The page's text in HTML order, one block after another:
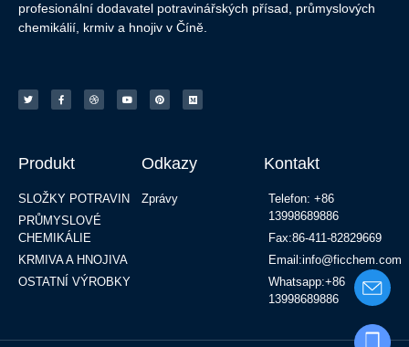
profesionální dodavatel potravinářských přísad, průmyslových
chemikálií, krmiv a hnojiv v Číně.
Produkt
SLOŽKY POTRAVIN
PRŮMYSLOVÉ
CHEMIKÁLIE
KRMIVA A HNOJIVA
OSTATNÍ VÝROBKY
Odkazy
Zprávy
Kontakt
Telefon: +86
13998689886
Fax:86-411-82829669
Email:info@ficchem.com
Whatsapp:+86
13998689886